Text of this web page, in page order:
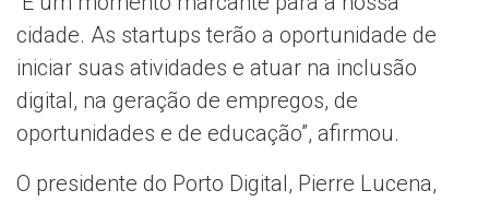
cidade. As startups terão a oportunidade de
iniciar suas atividades e atuar na inclusão
digital, na geração de empregos, de
oportunidades e de educação”, afirmou.
O presidente do Porto Digital, Pierre Lucena,